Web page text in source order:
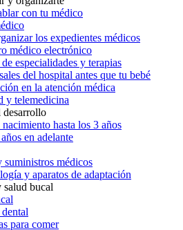
con tu médico
los expedientes médicos
médico electrónico
especialidades y terapias
del hospital antes que tu bebé
en la atención médica
y telemedicina
desarrollo
hasta los 3 años
en adelante
suministros médicos
y aparatos de adaptación
bucal
para comer